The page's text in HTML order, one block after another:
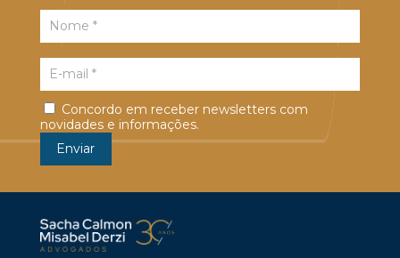
Concordo em receber newsletters com
novidades e informações.